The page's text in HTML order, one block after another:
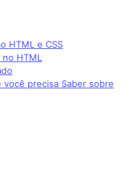
HTML e CSS
HTML
você precisa Saber sobre